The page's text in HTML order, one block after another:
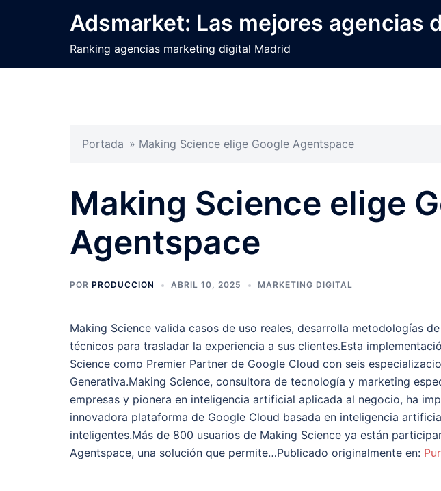
Adsmarket: Las mejores agencias
Ranking agencias marketing digital Madrid
Portada » Making Science elige Google Agentspace
Making Science elige
Agentspace
POR PRODUCCION ABRIL 10, 2025 MARKETING DIGITAL
Making Science valida casos de uso reales, desarrolla metodologías
técnicos para trasladar la experiencia a sus clientes.Esta
Science como Premier Partner de Google Cloud con seis
Generativa.Making Science, consultora de tecnología y marketing
empresas y pionera en inteligencia artificial aplicada al negocio, ha
innovadora plataforma de Google Cloud basada en inteligencia
inteligentes.Más de 800 usuarios de Making Science ya están
Agentspace, una solución que permite…Publicado originalmente en: